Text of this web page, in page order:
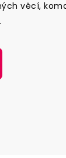
věcí,